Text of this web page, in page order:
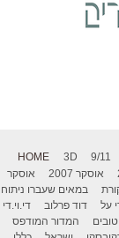
HOME 3D 9/11
אוסקר 2007
אוסקר
במאים שעברו ניתוח
על דוד פרלוב
די.וי.די
המדור המודפס